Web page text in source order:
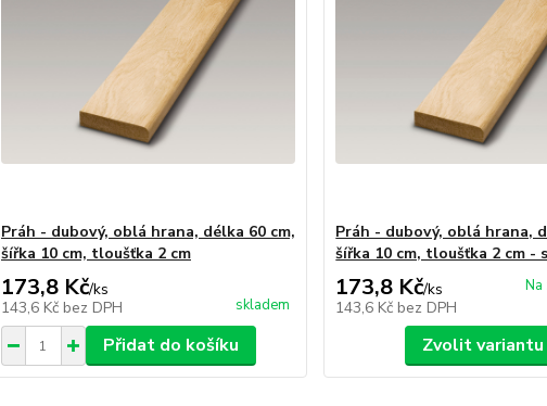
Práh - dubový, oblá hrana, délka 60 cm,
šířka 10 cm, tloušťka 2 cm
173,8 Kč/ks
143,6 Kč bez DPH skladem
Přidat do košíku
Práh - dubový, oblá hrana,
šířka 10 cm, tloušťka 2 cm -
173,8 Kč/ks
143,6 Kč bez DPH
Na
Zvolit variantu